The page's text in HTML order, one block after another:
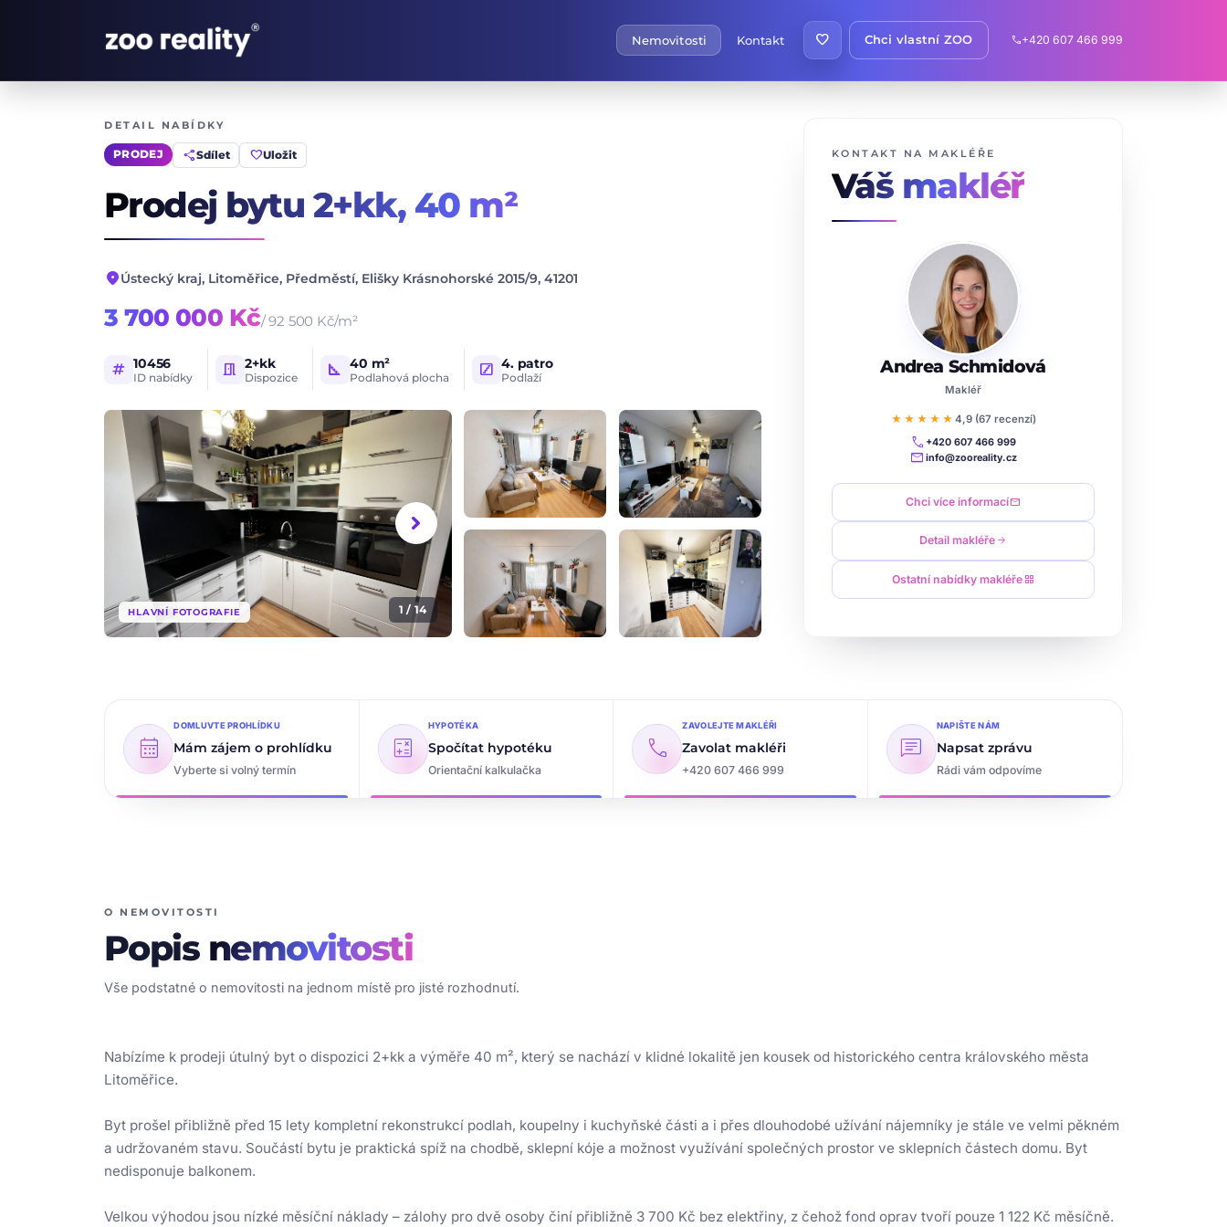
Nemovitosti Kontakt favorite Chci vlastní ZOO call+420 607 466 999
DETAIL NABÍDKY
PRODEJ shareSdílet favoriteUložit
Prodej bytu 2+kk, 40 m²
location_onÚstecký kraj, Litoměřice, Předměstí, Elišky Krásnohorské 2015/9, 41201
3 700 000 Kč/ 92 500 Kč/m²
tag 10456
ID nabídky meeting_room 2+kk
Dispozice square_foot 40 m²
Podlahová plocha stairs 4. patro
Podlaží
HLAVNÍ FOTOGRAFIE 1 / 14
chevron_right
KONTAKT NA MAKLÉŘE
Váš makléř
Andrea Schmidová
Makléř
★★★★★ 4,9 (67 recenzí)
call +420 607 466 999
mail info@zooreality.cz
Chci více informacímail
Detail makléře arrow_forward
Ostatní nabídky makléřegrid_view
calendar_month
DOMLUVTE PROHLÍDKU
Mám zájem o prohlídku
Vyberte si volný termín
calculate
HYPOTÉKA
Spočítat hypotéku
Orientační kalkulačka
call
ZAVOLEJTE MAKLÉŘI
Zavolat makléři
+420 607 466 999
chat
NAPIŠTE NÁM
Napsat zprávu
Rádi vám odpovíme
O NEMOVITOSTI
Popis nemovitosti
Vše podstatné o nemovitosti na jednom místě pro jisté rozhodnutí.
Nabízíme k prodeji útulný byt o dispozici 2+kk a výměře 40 m², který se nachází v klidné lokalitě jen kousek od historického centra královského města
Litoměřice.
Byt prošel přibližně před 15 lety kompletní rekonstrukcí podlah, koupelny i kuchyňské části a i přes dlouhodobé užívání nájemníky je stále ve velmi pěkném
a udržovaném stavu. Součástí bytu je praktická spíž na chodbě, sklepní kóje a možnost využívání společných prostor ve sklepních částech domu. Byt
nedisponuje balkonem.
Velkou výhodou jsou nízké měsíční náklady – zálohy pro dvě osoby činí přibližně 3 700 Kč bez elektřiny, z čehož fond oprav tvoří pouze 1 122 Kč měsíčně.